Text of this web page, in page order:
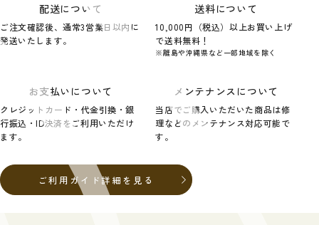
配送について
ご注文確認後、通常3営業日以内に
発送いたします。
送料について
10,000円（税込）以上お買い上げ
で送料無料！
※離島や沖縄県など一部地域を除く
お支払いについて
クレジットカード・代金引換・銀
行振込・ID決済をご利用いただけ
ます。
メンテナンスについて
当店でご購入いただいた商品は修
理などのメンテナンス対応可能で
す。
ご利用ガイド詳細を見る